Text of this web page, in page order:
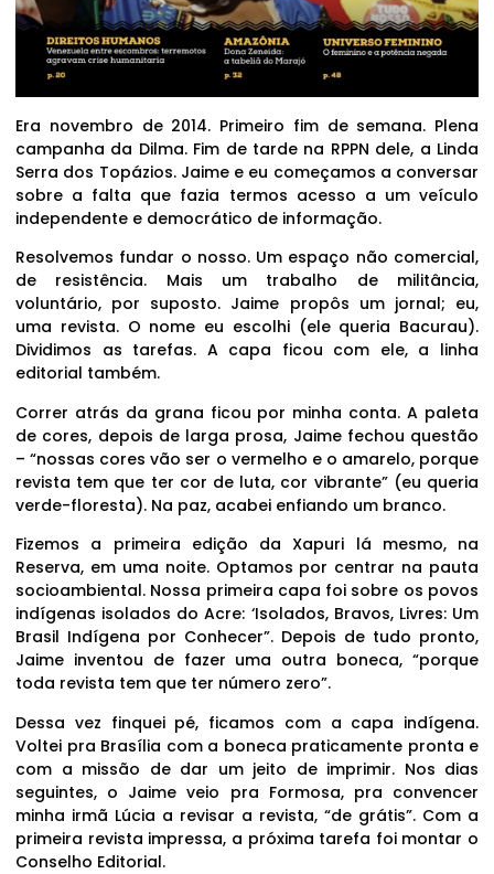
Era novembro de 2014. Primeiro fim de semana. Plena
campanha da Dilma. Fim de tarde na RPPN dele, a Linda
Serra dos Topázios. Jaime e eu começamos a conversar
sobre a falta que fazia termos acesso a um veículo
independente e democrático de informação.
Resolvemos fundar o nosso. Um espaço não comercial,
de resistência. Mais um trabalho de militância,
voluntário, por suposto. Jaime propôs um jornal; eu,
uma revista. O nome eu escolhi (ele queria Bacurau).
Dividimos as tarefas. A capa ficou com ele, a linha
editorial também.
Correr atrás da grana ficou por minha conta. A paleta
de cores, depois de larga prosa, Jaime fechou questão
– “nossas cores vão ser o vermelho e o amarelo, porque
revista tem que ter cor de luta, cor vibrante” (eu queria
verde-floresta). Na paz, acabei enfiando um branco.
Fizemos a primeira edição da Xapuri lá mesmo, na
Reserva, em uma noite. Optamos por centrar na pauta
socioambiental. Nossa primeira capa foi sobre os povos
indígenas isolados do Acre: ‘Isolados, Bravos, Livres: Um
Brasil Indígena por Conhecer”. Depois de tudo pronto,
Jaime inventou de fazer uma outra boneca, “porque
toda revista tem que ter número zero”.
Dessa vez finquei pé, ficamos com a capa indígena.
Voltei pra Brasília com a boneca praticamente pronta e
com a missão de dar um jeito de imprimir. Nos dias
seguintes, o Jaime veio pra Formosa, pra convencer
minha irmã Lúcia a revisar a revista, “de grátis”. Com a
primeira revista impressa, a próxima tarefa foi montar o
Conselho Editorial.